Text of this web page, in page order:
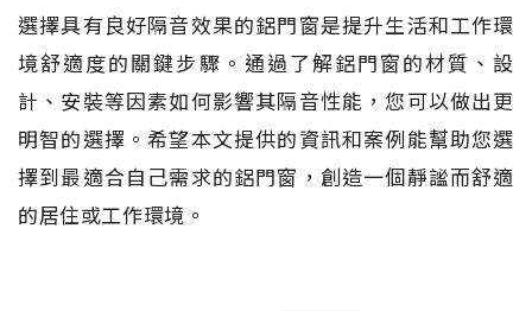
選擇具有良好隔音效果的鋁門窗是提升生活和工作環
境舒適度的關鍵步驟。通過了解鋁門窗的材質、設
計、安裝等因素如何影響其隔音性能，您可以做出更
明智的選擇。希望本文提供的資訊和案例能幫助您選
擇到最適合自己需求的鋁門窗，創造一個靜謐而舒適
的居住或工作環境。